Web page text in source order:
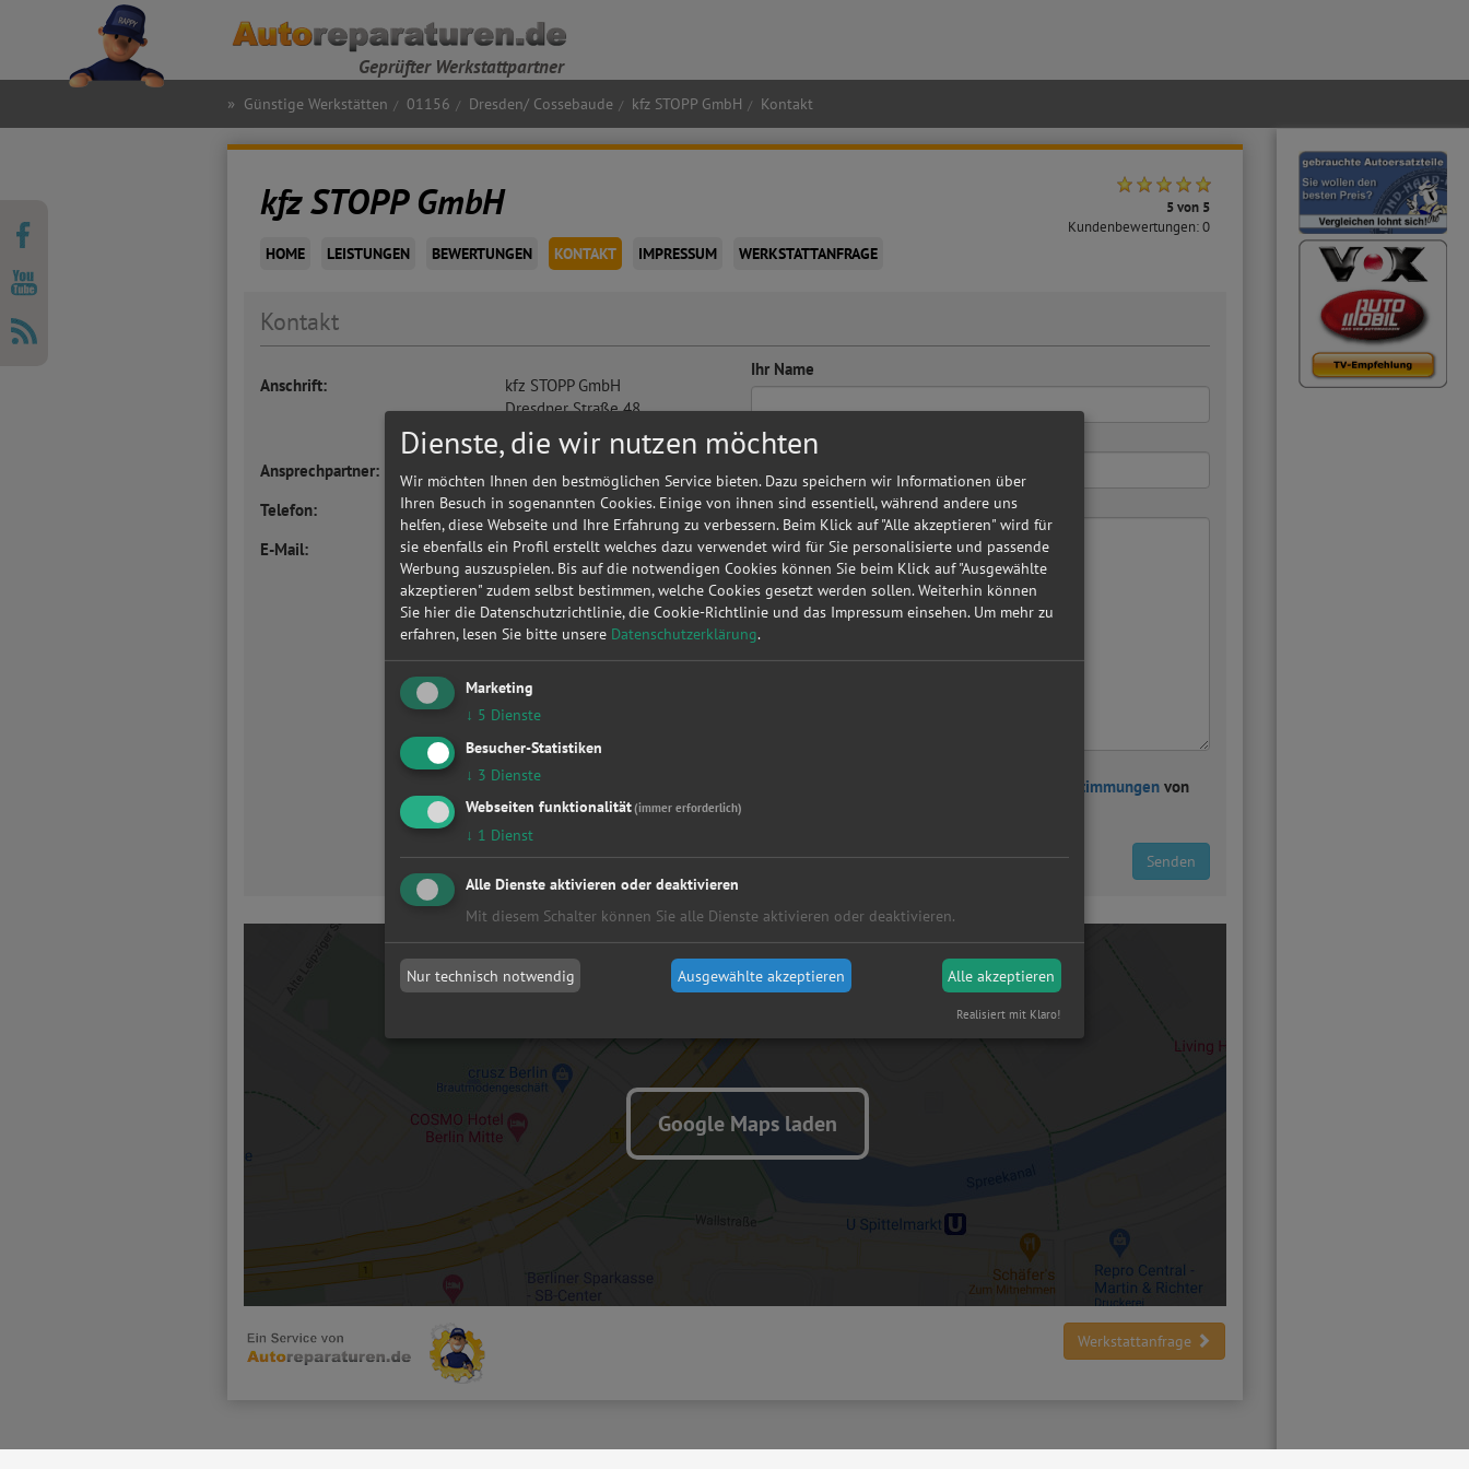
Geprüfter Werkstattpartner
» Günstige Werkstätten 01156 Dresden/ Cossebaude kfz STOPP GmbH Kontakt
kfz STOPP GmbH 5von 5
Kundenbewertungen:0
HOME LEISTUNGEN BEWERTUNGEN KONTAKT IMPRESSUM WERKSTATTANFRAGE
Kontakt
Anschrift:
kfz STOPP GmbH
Dresdner Straße 48
01156
Dresden/ Cossebaude
Ansprechpartner:
Herr Sallmann
Telefon:
Telefonnummer anzeigen
E-Mail:
E-Mail senden
Ihr Name
Ihre E-Mail Adresse
Ihre Nachricht
Datenschutzbestimmungen von
Senden
Google Maps laden
Werkstattanfrage
Dienste, die wir nutzen möchten
Wir möchten Ihnen den bestmöglichen Service bieten. Dazu speichern wir Informationen über
Ihren Besuch in sogenannten Cookies. Einige von ihnen sind essentiell, während andere uns
helfen, diese Webseite und Ihre Erfahrung zu verbessern. Beim Klick auf "Alle akzeptieren" wird für
sie ebenfalls ein Profil erstellt welches dazu verwendet wird für Sie personalisierte und passende
Werbung auszuspielen. Bis auf die notwendigen Cookies können Sie beim Klick auf "Ausgewählte
akzeptieren" zudem selbst bestimmen, welche Cookies gesetzt werden sollen. Weiterhin können
Sie hier die Datenschutzrichtlinie, die Cookie-Richtlinie und das Impressum einsehen. Um mehr zu
erfahren, lesen Sie bitte unsere Datenschutzerklärung.
Marketing
↓ 5 Dienste
Besucher-Statistiken
↓ 3 Dienste
Webseiten funktionalität(immer erforderlich)
↓ 1 Dienst
Alle Dienste aktivieren oder deaktivieren
Mit diesem Schalter können Sie alle Dienste aktivieren oder deaktivieren.
Nur technisch notwendig Ausgewählte akzeptieren Alle akzeptieren
Realisiert mit Klaro!